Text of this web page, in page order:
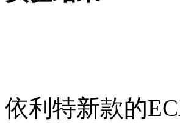
依利特新款的